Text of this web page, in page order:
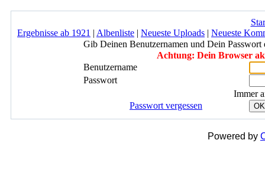
Ergebnisse ab 1921 | Albenliste | Neueste Uploads | Neueste
Gib Deinen Benutzernamen und Dein
Achtung: Dein Browser
Benutzername
Passwort
Immer
Passwort vergessen
OK
Powered by